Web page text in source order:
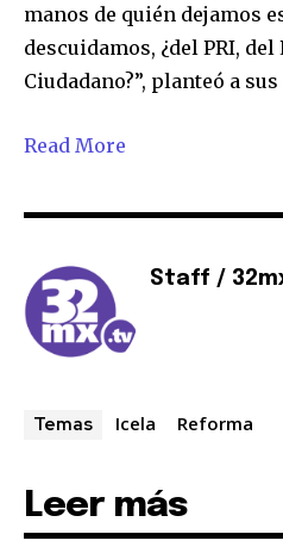
manos de quién dejamos
descuidamos, ¿del PRI,
Ciudadano?”, planteó a
Read More
Staff /
Temas Icela Reforma
Leer más